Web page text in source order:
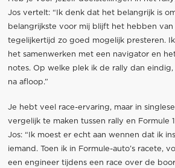
Jos vertelt: “Ik denk dat het belangrijk is
belangrijkste voor mij blijft het hebben van
tegelijkertijd zo goed mogelijk presteren.
het samenwerken met een navigator en
notes. Op welke plek ik de rally dan
na afloop.”
Je hebt veel race-ervaring, maar in
vergelijk te maken tussen rally en Formule
Jos: “Ik moest er echt aan wennen dat ik
iemand. Toen ik in Formule-auto’s racete,
een engineer tijdens een race over de